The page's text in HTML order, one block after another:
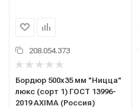
208.054.373
Бордюр 500x35 мм "Ницца"
люкс (сорт 1) ГОСТ 13996-
2019 AXIMA (Россия)